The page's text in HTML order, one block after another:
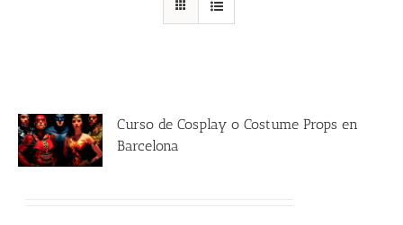
Curso de Cosplay o Costume Props en
Barcelona